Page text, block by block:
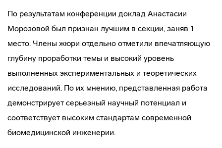
По результатам конференции доклад Анастасии
Морозовой был признан лучшим в секции, заняв 1
место. Члены жюри отдельно отметили впечатляющую
глубину проработки темы и высокий уровень
выполненных экспериментальных и теоретических
исследований. По их мнению, представленная работа
демонстрирует серьезный научный потенциал и
соответствует высоким стандартам современной
биомедицинской инженерии.